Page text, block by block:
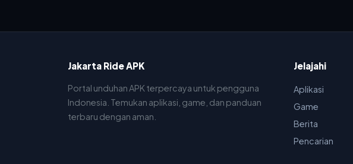
Jakarta Ride APK
Portal unduhan APK terpercaya untuk pengguna
Indonesia. Temukan aplikasi, game, dan panduan
terbaru dengan aman.
Jelajahi
Aplikasi
Game
Berita
Pencarian